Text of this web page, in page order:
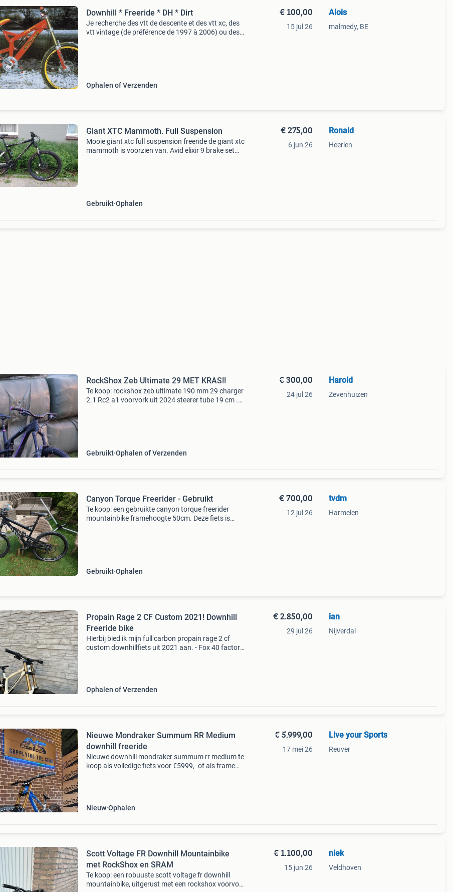
Downhill * Freeride * DH * Dirt
Je recherche des vtt de descente et des vtt xc, des
vtt vintage (de préférence de 1997 à 2006) ou des
Ophalen of Verzenden
€ 100,00
15 jul 26
Alois
malmedy, BE
Giant XTC Mammoth. Full Suspension
Mooie giant xtc full suspension freeride de giant xtc
mammoth is voorzien van. Avid elixir 9 brake set
Gebruikt Ophalen
€ 275,00
6 jun 26
Ronald
Heerlen
RockShox Zeb Ultimate 29 MET KRAS!!
Te koop: rockshox zeb ultimate 190 mm 29 charger
2.1 Rc2 a1 voorvork uit 2024 steerer tube 19 cm .
Gebruikt Ophalen of Verzenden
€ 300,00
24 jul 26
Harold
Zevenhuizen
Canyon Torque Freerider - Gebruikt
Te koop: een gebruikte canyon torque freerider
mountainbike framehoogte 50cm. Deze fiets is
Gebruikt Ophalen
€ 700,00
12 jul 26
tvdm
Harmelen
Propain Rage 2 CF Custom 2021! Downhill
Freeride bike
Hierbij bied ik mijn full carbon propain rage 2 cf
custom downhillfiets uit 2021 aan. - Fox 40 factory
Ophalen of Verzenden
€ 2.850,00
29 jul 26
ian
Nijverdal
Nieuwe Mondraker Summum RR Medium
downhill freeride
Nieuwe downhill mondraker summum rr medium te
koop als volledige fiets voor €5999,- of als frame
Nieuw Ophalen
€ 5.999,00
17 mei 26
Live your Sports
Reuver
Scott Voltage FR Downhill Mountainbike
met RockShox en SRAM
Te koop: een robuuste scott voltage fr downhill
mountainbike, uitgerust met een rockshox voorvork
€ 1.100,00
15 jun 26
niek
Veldhoven